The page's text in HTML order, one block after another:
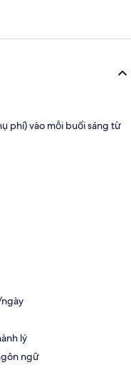
phí) vào mỗi buổi sáng từ
lý
ngữ